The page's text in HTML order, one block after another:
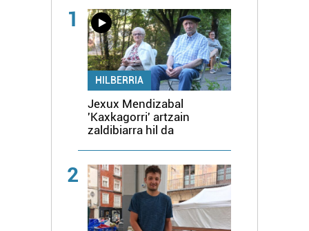
1
HILBERRIA
Jexux Mendizabal
'Kaxkagorri' artzain
zaldibiarra hil da
2